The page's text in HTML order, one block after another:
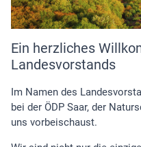
Ein herzliches
Landesvorstands
Im Namen des
bei der ÖDP Saar, der
uns vorbeischaust.